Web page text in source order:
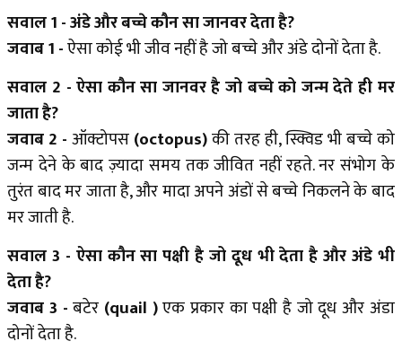
सवाल 1 - अंडे और बच्चे कौन सा जानवर देता है?
जवाब 1 -ऐसा कोई भी जीवनहीं हैजो बच्चे और अंडे दोनों देता है.
सवाल 2 - ऐसा कौन सा जानवर है जो बच्चे को जन्म देते ही मर
जाता है?
जवाब 2 -ऑक्टोपस(octopus)की तरह ही, स्क्विड भी बच्चे को
जन्म देने के बाद ज़्यादा समय तक जीवित नहीं रहते. नर संभोग के
तुरंत बाद मर जाता है, और मादा अपने अंडों से बच्चे निकलने के बाद
मर जाती है.
सवाल 3 - ऐसा कौन सा पक्षी है जो दूध भी देता है और अंडे भी
देता है?
जवाब 3 -बटेर (quail )एक प्रकार का पक्षी है जो दूध और अंडा
दोनों देता है.